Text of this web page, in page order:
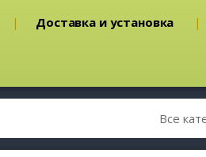
Доставка и установка